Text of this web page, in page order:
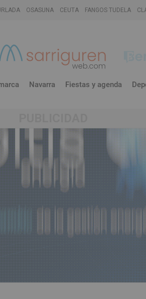
OSASUNA CEUTA FANGOS TUDELA
Navarra Fiestas y agenda